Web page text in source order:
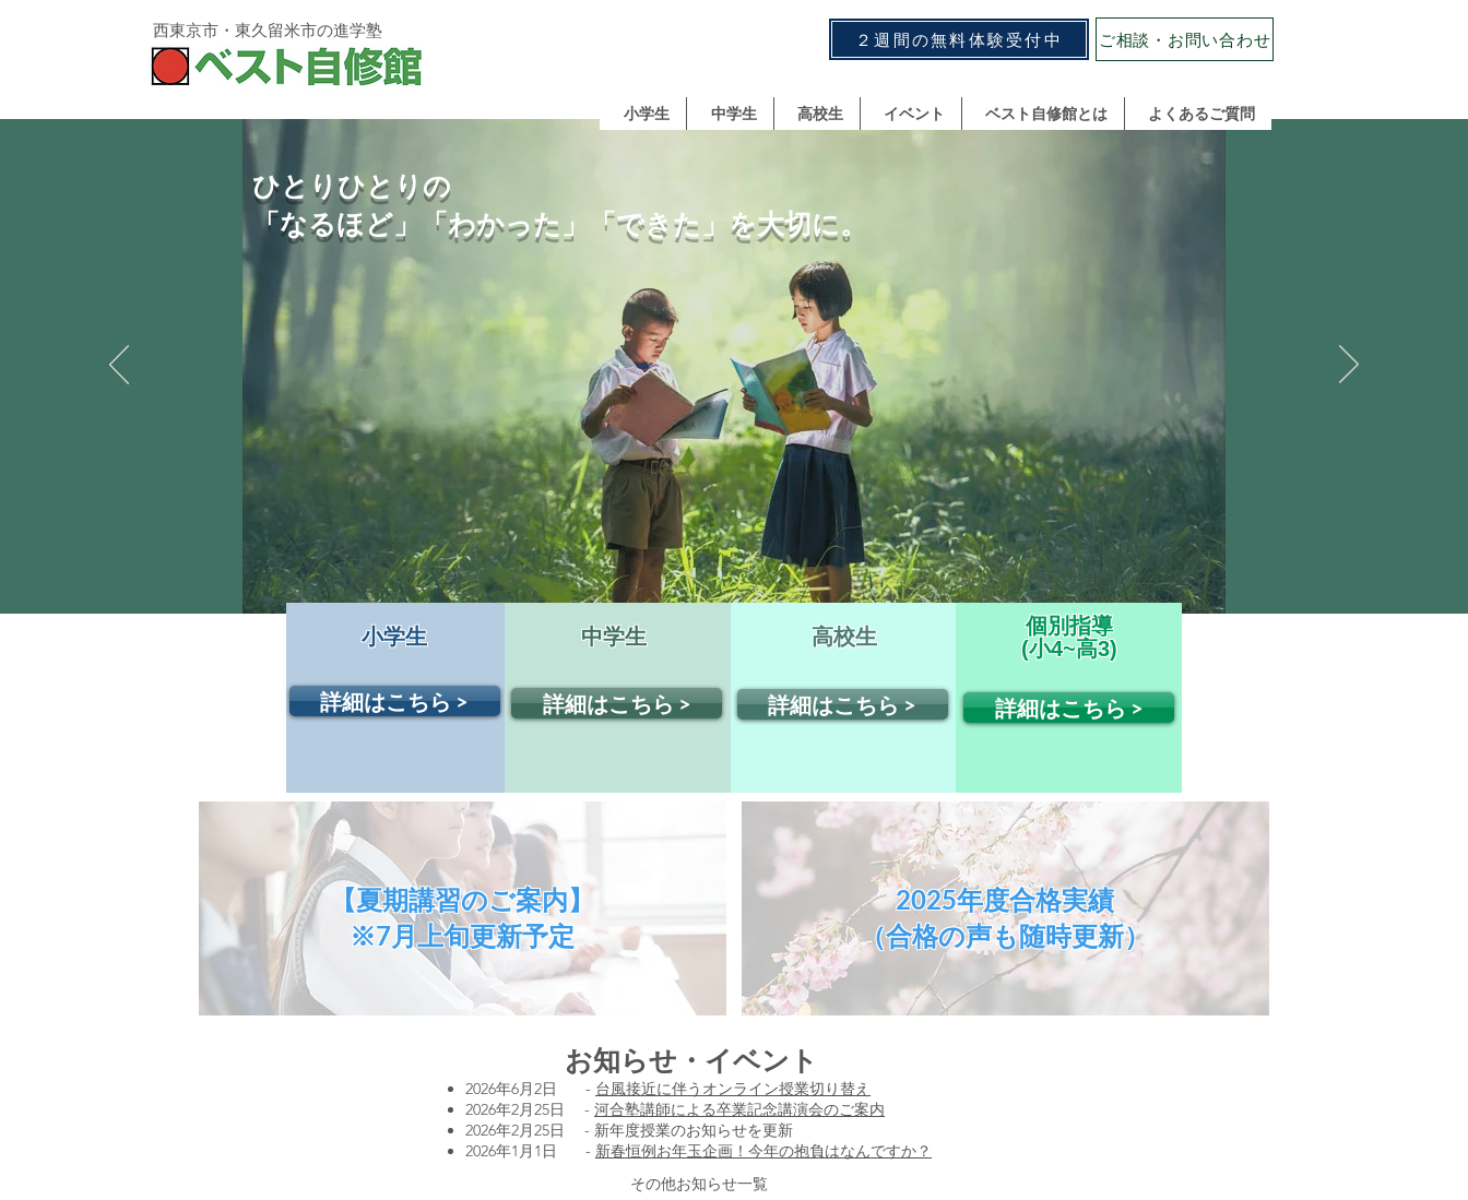
西東京市・東久留米市の進学塾 ２週間の無料体験受付中 ご相談・お問い合わせ
小学生 中学生 高校生 イベント ベスト自修館とは よくあるご質問
ひとりひとりの
「なるほど」「わかった」「できた」を大切に。
小学生
詳細はこちら >
中学生
詳細はこちら >
高校生
詳細はこちら >
個別指導
(小4~高3)
詳細はこちら >
【夏期講習のご案内】
※7月上旬更新予定
2025年度合格実績
（合格の声も随時更新）
​お知らせ・イベント
2026年6月2日 - 台風接近に伴うオンライン授業切り替え
2026年2月25日 - 河合塾講師による卒業記念講演会のご案内
2026年2月25日 - 新年度授業のお知らせを更新
2026年1月1日 - 新春恒例お年玉企画！今年の抱負はなんですか？
その他お知らせ一覧